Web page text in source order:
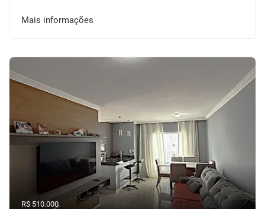
Mais informações
R$ 510.000